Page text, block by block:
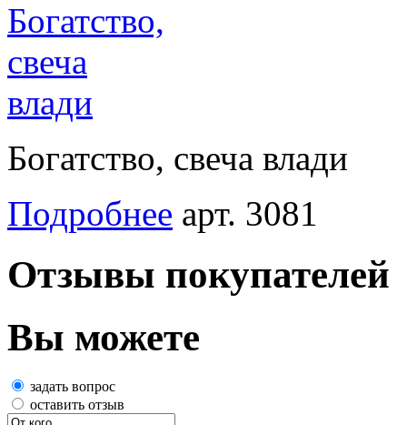
Богатство, свеча влади
Подробнее арт. 3081
Отзывы покупателей
Вы можете
задать вопрос
оставить отзыв